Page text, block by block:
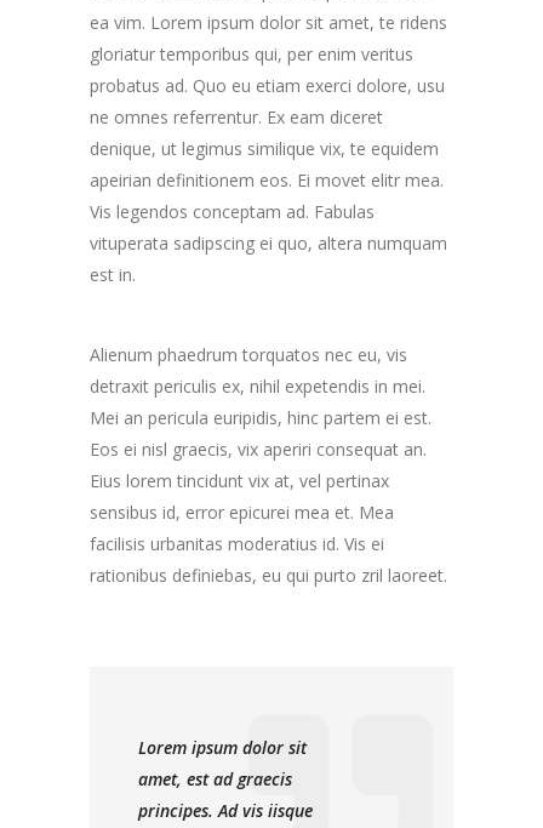
ea vim. Lorem ipsum dolor sit amet, te ridens
gloriatur temporibus qui, per enim veritus
probatus ad. Quo eu etiam exerci dolore, usu
ne omnes referrentur. Ex eam diceret
denique, ut legimus similique vix, te equidem
apeirian definitionem eos. Ei movet elitr mea.
Vis legendos conceptam ad. Fabulas
vituperata sadipscing ei quo, altera numquam
est in.
Alienum phaedrum torquatos nec eu, vis
detraxit periculis ex, nihil expetendis in mei.
Mei an pericula euripidis, hinc partem ei est.
Eos ei nisl graecis, vix aperiri consequat an.
Eius lorem tincidunt vix at, vel pertinax
sensibus id, error epicurei mea et. Mea
facilisis urbanitas moderatius id. Vis ei
rationibus definiebas, eu qui purto zril laoreet.
Lorem ipsum dolor sit
amet, est ad graecis
principes. Ad vis iisque